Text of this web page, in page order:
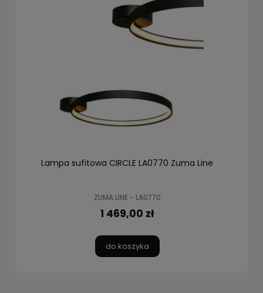
Lampa sufitowa CIRCLE LA0770 Zuma Line
ZUMA LINE - LA0770
1 469,00 zł
do koszyka